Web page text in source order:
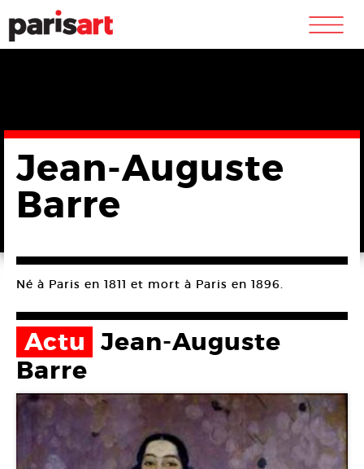
m
Jean-Auguste
Barre
Né à Paris en 1811 et mort à Paris en 1896.
Actu Jean-Auguste
Barre